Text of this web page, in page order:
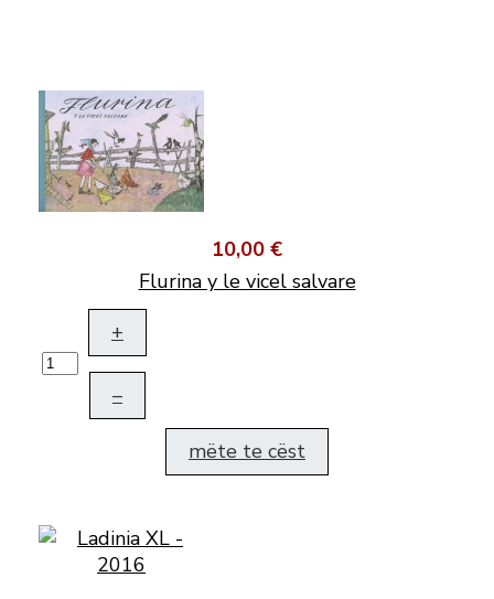
10,00 €
Flurina y le vicel salvare
+
–
mëte te cëst